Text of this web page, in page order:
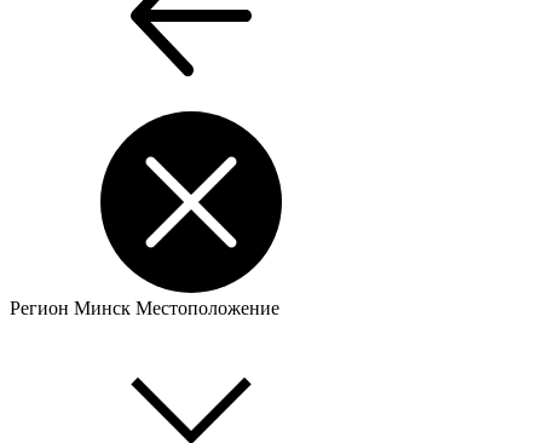
Регион Минск Местоположение